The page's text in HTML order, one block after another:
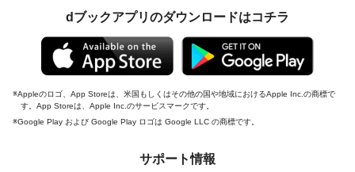
dブックアプリのダウンロードはコチラ
Appleのロゴ、App Storeは、米国もしくはその他の国や地域におけるApple Inc.の商標で
す。App Storeは、Apple Inc.のサービスマークです。
Google Play および Google Play ロゴは Google LLC の商標です。
サポート情報